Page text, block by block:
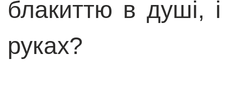
блакиттю в душі,
руках?